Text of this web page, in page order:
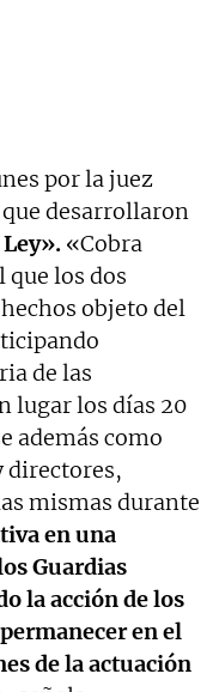
por la juez
desarrollaron
«Cobra
los dos
objeto del
de las
lugar los días 20
además como
directores,
mismas durante
en una
Guardias
la acción de los
en el
de la actuación